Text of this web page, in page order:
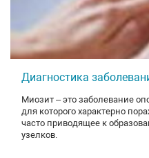
Диагностика
Миозит – это заболевание
для которого характерно
часто приводящее к
узелков.